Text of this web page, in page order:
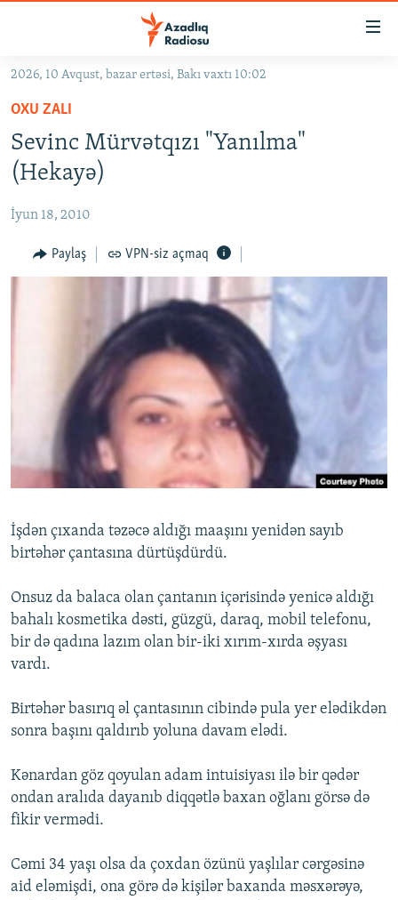
Əsas
qayıt
Əsas
naviqasiyaya
qayıt
Axtarışa
keç
KORRUPSIOMETR
#ƏSLINDƏ
FƏRQƏ BAX
QANUNI DOĞRU
MULTIMEDIA
FOTOQALEREYA
İNFOQRAFIKA
RADIO ARXIV
OXU ZALI
AZƏRBAYCAN ƏDƏBIYYATI KITABXANASI
İSLAM VƏ DEMOKRATIYA
İZ - MƏDƏNIYYƏT PROQRAMI
HAQQIMIZDA
MISSIYAMIZ
PEŞƏ ETIKASI VƏ JURNALISTIKA STANDARTLARIMIZ
MATERIALLARIMIZDAN ISTIFADƏ
BIZIMLƏ ƏLAQƏ
BIZI IZLƏ
2026, 10 Avqust, bazar ertəsi, Bakı vaxtı 10:02
OXU ZALI
Sevinc Mürvətqızı "Yanılma"
(Hekayə)
İyun 18, 2010
Paylaş VPN-siz açmaq
İşdən çıxanda təzəcə aldığı maaşını yenidən sayıb
birtəhər çantasına dürtüşdürdü.
Onsuz da balaca olan çantanın içərisində yenicə aldığı
bahalı kosmetika dəsti, güzgü, daraq, mobil telefonu,
bir də qadına lazım olan bir-iki xırım-xırda əşyası
vardı.
Birtəhər basırıq əl çantasının cibində pula yer elədikdən
sonra başını qaldırıb yoluna davam elədi.
Kənardan göz qoyulan adam intuisiyası ilə bir qədər
ondan aralıda dayanıb diqqətlə baxan oğlanı görsə də
fikir vermədi.
Cəmi 34 yaşı olsa da çoxdan özünü yaşlılar cərgəsinə
aid eləmişdi, ona görə də kişilər baxanda məsxərəyə,